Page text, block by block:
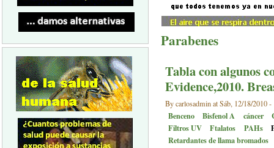
Parabenes
Tabla con algunos
Evidence,2010.
By carlosadmin at Sáb, 12/18/2010 -
Benceno Bisfenol A cáncer
Filtros UV
Ftalatos PAHs
Retardantes de llama bromados